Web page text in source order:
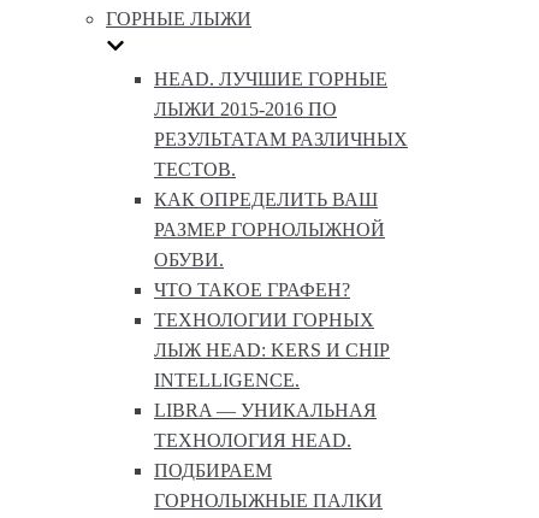
ГОРНЫЕ ЛЫЖИ
HEAD. ЛУЧШИЕ ГОРНЫЕ
ЛЫЖИ 2015-2016 ПО
РЕЗУЛЬТАТАМ РАЗЛИЧНЫХ
ТЕСТОВ.
КАК ОПРЕДЕЛИТЬ ВАШ
РАЗМЕР ГОРНОЛЫЖНОЙ
ОБУВИ.
ЧТО ТАКОЕ ГРАФЕН?
ТЕХНОЛОГИИ ГОРНЫХ
ЛЫЖ HEAD: KERS И CHIP
INTELLIGENCE.
LIBRA — УНИКАЛЬНАЯ
ТЕХНОЛОГИЯ HEAD.
ПОДБИРАЕМ
ГОРНОЛЫЖНЫЕ ПАЛКИ